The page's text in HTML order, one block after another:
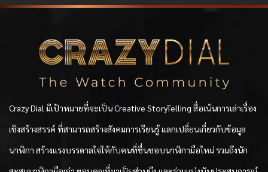
Crazy Dial มีเป้าหมายที่จะเป็น Creative StoryTelling สื่อเน้นการเล่าเรื่อง
เชิงสร้างสรรค์ ที่สามารถสร้างสังคมการเรียนรู้ แลกเปลี่ยนเกี่ยวกับข้อมูล
นาฬิกา สร้างแรงบรรดาลใจให้กับคนที่ชื่นชอบนาฬิกามือใหม่ รวมถึงนัก